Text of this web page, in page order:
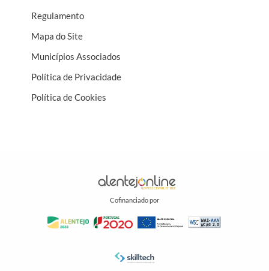
Regulamento
Mapa do Site
Municípios Associados
Política de Privacidade
Política de Cookies
Cofinanciado por